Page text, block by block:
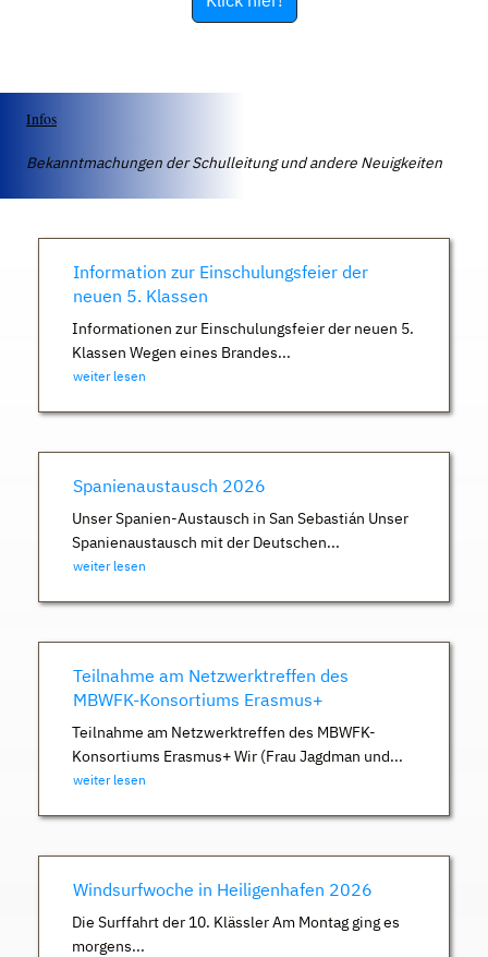
Infos
Bekanntmachungen der Schulleitung und andere Neuigkeiten
Information zur Einschulungsfeier der
neuen 5. Klassen
Informationen zur Einschulungsfeier der neuen 5.
Klassen Wegen eines Brandes...
weiter lesen
Spanienaustausch 2026
Unser Spanien-Austausch in San Sebastián Unser
Spanienaustausch mit der Deutschen...
weiter lesen
Teilnahme am Netzwerktreffen des
MBWFK-Konsortiums Erasmus+
Teilnahme am Netzwerktreffen des MBWFK-
Konsortiums Erasmus+ Wir (Frau Jagdman und...
weiter lesen
Windsurfwoche in Heiligenhafen 2026
Die Surffahrt der 10. Klässler Am Montag ging es
morgens...